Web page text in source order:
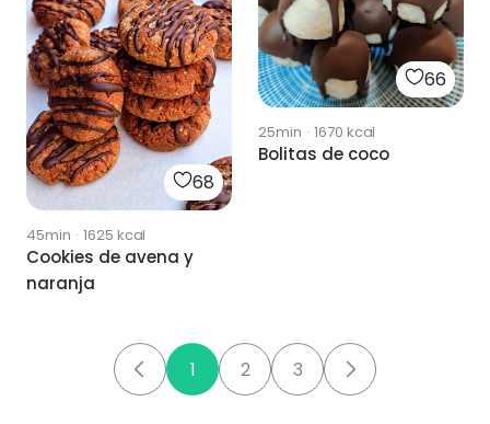
68
45min · 1625 kcal
Cookies de avena y
naranja
66
25min · 1670 kcal
Bolitas de coco
1 2 3